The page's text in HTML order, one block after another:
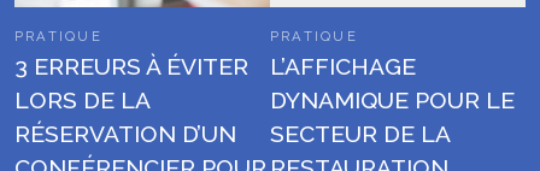
PRATIQUE
3 ERREURS À ÉVITER
LORS DE LA
RÉSERVATION D’UN
PRATIQUE
L’AFFICHAGE
DYNAMIQUE POUR LE
SECTEUR DE LA